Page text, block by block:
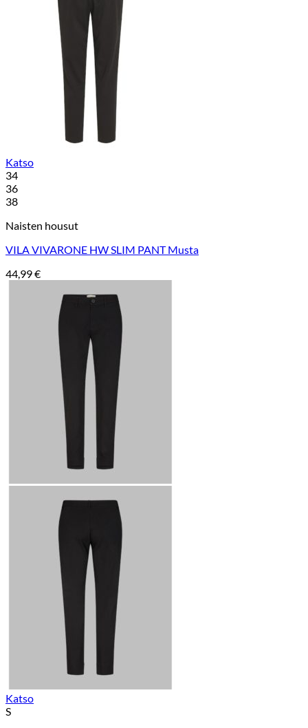
Katso
34
36
38
Naisten housut
VILA VIVARONE HW SLIM PANT Musta
44,99€
Katso
S